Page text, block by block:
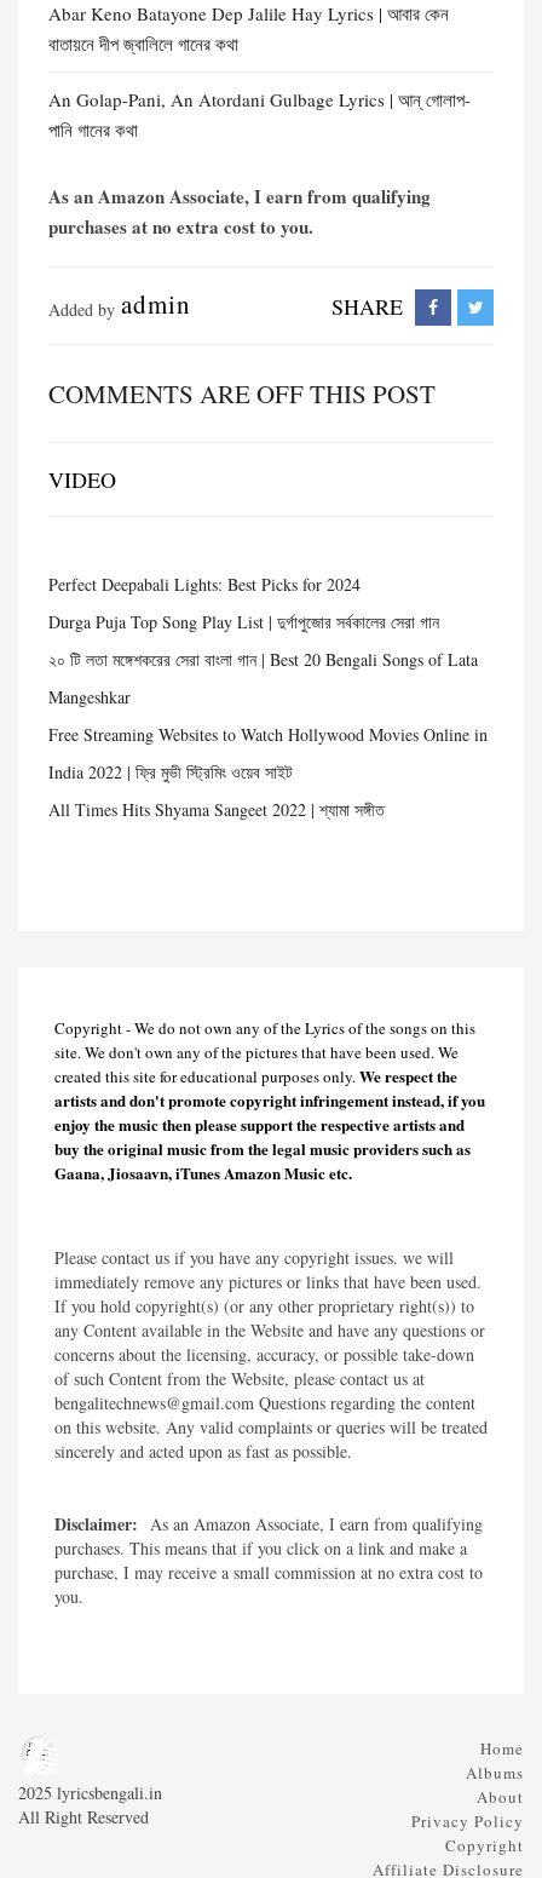
Abar Keno Batayone Dep Jalile Hay Lyrics | আবার কেন
বাতায়নে দীপ জ্বালিলে গানের কথা
An Golap-Pani, An Atordani Gulbage Lyrics | আন্ গোলাপ-
পানি গানের কথা
As an Amazon Associate, I earn from qualifying
purchases at no extra cost to you.
Added by admin SHARE
COMMENTS ARE OFF THIS POST
VIDEO
Perfect Deepabali Lights: Best Picks for 2024
Durga Puja Top Song Play List | দুর্গাপুজোর সর্বকালের সেরা গান
২০ টি লতা মঙ্গেশকরের সেরা বাংলা গান | Best 20 Bengali Songs of Lata
Mangeshkar
Free Streaming Websites to Watch Hollywood Movies Online in
India 2022 | ফ্রি মুভী স্ট্রিমিং ওয়েব সাইট
All Times Hits Shyama Sangeet 2022 | শ্যামা সঙ্গীত
Copyright - We do not own any of the Lyrics of the songs on this
site. We don't own any of the pictures that have been used. We
created this site for educational purposes only.We respect the
artists and don't promote copyright infringement instead, if you
enjoy the music then please support the respective artists and
buy the original music from the legal music providers such as
Gaana, Jiosaavn, iTunes Amazon Music etc.
Please contact us if you have any copyright issues. we will
immediately remove any pictures or links that have been used.
If you hold copyright(s) (or any other proprietary right(s)) to
any Content available in the Website and have any questions or
concerns about the licensing, accuracy, or possible take-down
of such Content from the Website, please contact us at
bengalitechnews@gmail.com Questions regarding the content
on this website. Any valid complaints or queries will be treated
sincerely and acted upon as fast as possible.​
Disclaimer: As an Amazon Associate, I earn from qualifying
purchases. This means that if you click on a link and make a
purchase, I may receive a small commission at no extra cost to
you.
2025 lyricsbengali.in
All Right Reserved
Home
Albums
About
Privacy Policy
Copyright
Affiliate Disclosure